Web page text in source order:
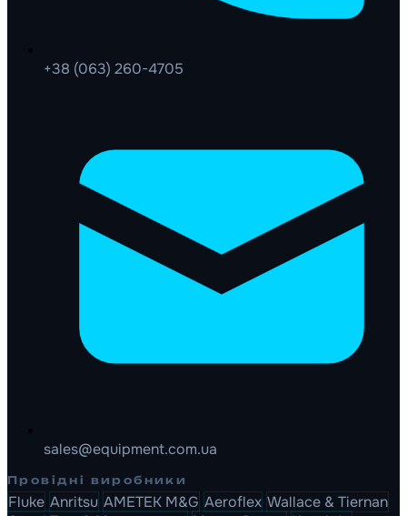
+38 (063) 260-4705
sales@equipment.com.ua
Провідні виробники
Fluke Anritsu AMETEK M&G Aeroflex Wallace & Tiernan